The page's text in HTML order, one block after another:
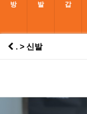
방
발
갑
. > 신발